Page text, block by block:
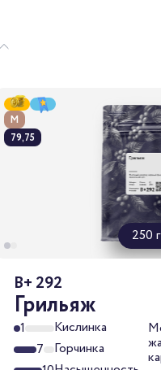
М
79,75
250 г
B+ 292
Грильяж
1
Кислинка
7
Горчинка